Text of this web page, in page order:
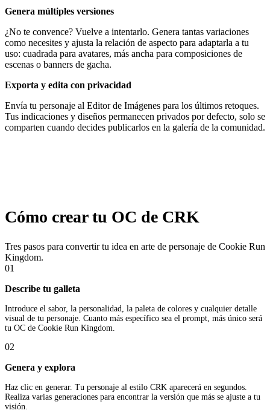
Genera múltiples versiones
¿No te convence? Vuelve a intentarlo. Genera tantas variaciones
como necesites y ajusta la relación de aspecto para adaptarla a tu
uso: cuadrada para avatares, más ancha para composiciones de
escenas o banners de gacha.
Exporta y edita con privacidad
Envía tu personaje al Editor de Imágenes para los últimos retoques.
Tus indicaciones y diseños permanecen privados por defecto, solo se
comparten cuando decides publicarlos en la galería de la comunidad.
Cómo crear tu OC de CRK
Tres pasos para convertir tu idea en arte de personaje de Cookie Run
Kingdom.
01
Describe tu galleta
Introduce el sabor, la personalidad, la paleta de colores y cualquier detalle
visual de tu personaje. Cuanto más específico sea el prompt, más único será
tu OC de Cookie Run Kingdom.
02
Genera y explora
Haz clic en generar. Tu personaje al estilo CRK aparecerá en segundos.
Realiza varias generaciones para encontrar la versión que más se ajuste a tu
visión.